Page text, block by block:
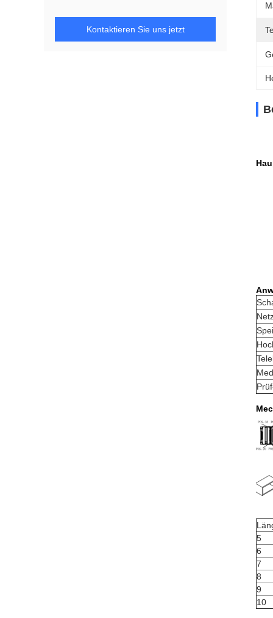
Kontaktieren Sie uns jetzt
5
6
7
8
9
10